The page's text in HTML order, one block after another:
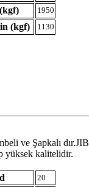
1950
(kgf) 1130
ve Şapkalı dır.JIB
yüksek kalitelidir.
20